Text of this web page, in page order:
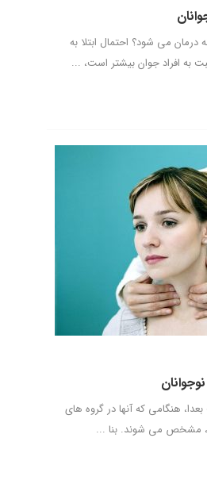
درمان می شود؟ احتمال ابتلا به
به افراد جوان بیشتر است، ...
هنگامی که آنها در گروه های
مشخص می شوند. بنا ...